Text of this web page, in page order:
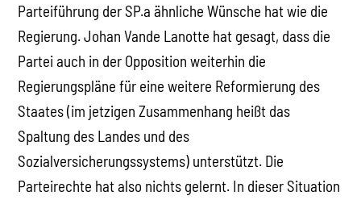
Parteiführung der SP.a ähnliche Wünsche hat wie die
Regierung. Johan Vande Lanotte hat gesagt, dass die
Partei auch in der Opposition weiterhin die
Regierungspläne für eine weitere Reformierung des
Staates (im jetzigen Zusammenhang heißt das
Spaltung des Landes und des
Sozialversicherungssystems) unterstützt. Die
Parteirechte hat also nichts gelernt. In dieser Situation